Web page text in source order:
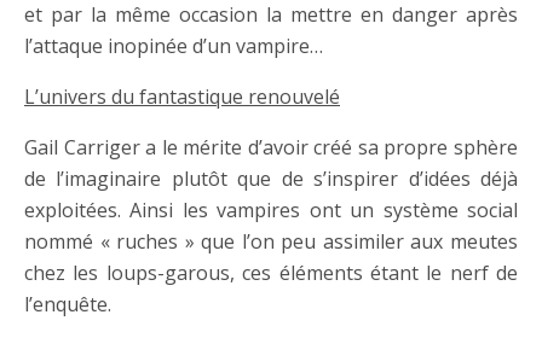
et par la même occasion la mettre en danger après
l’attaque inopinée d’un vampire…
L’univers du fantastique renouvelé
Gail Carriger a le mérite d’avoir créé sa propre sphère
de l’imaginaire plutôt que de s’inspirer d’idées déjà
exploitées. Ainsi les vampires ont un système social
nommé « ruches » que l’on peu assimiler aux meutes
chez les loups-garous, ces éléments étant le nerf de
l’enquête.